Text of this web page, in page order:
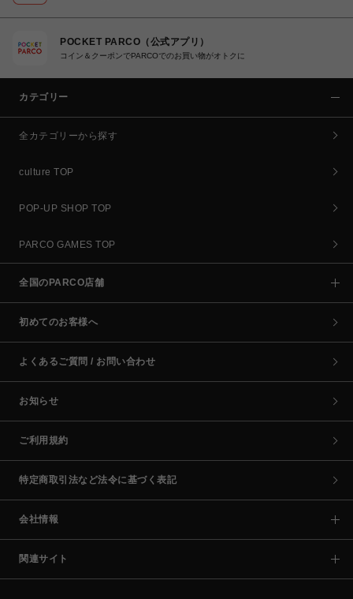
POCKET PARCO（公式アプリ）
コイン＆クーポンでPARCOでのお買い物がオトクに
カテゴリー
全カテゴリーから探す
culture TOP
POP-UP SHOP TOP
PARCO GAMES TOP
全国のPARCO店舗
初めてのお客様へ
よくあるご質問 / お問い合わせ
お知らせ
ご利用規約
特定商取引法など法令に基づく表記
会社情報
関連サイト